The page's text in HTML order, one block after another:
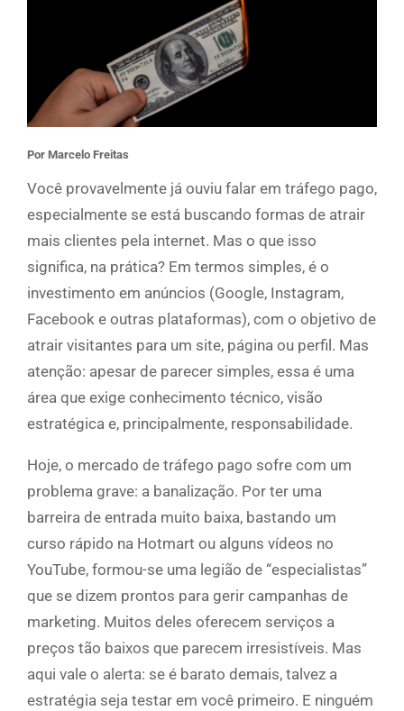
Por Marcelo Freitas
Você provavelmente já ouviu falar em tráfego pago,
especialmente se está buscando formas de atrair
mais clientes pela internet. Mas o que isso
significa, na prática? Em termos simples, é o
investimento em anúncios (Google, Instagram,
Facebook e outras plataformas), com o objetivo de
atrair visitantes para um site, página ou perfil. Mas
atenção: apesar de parecer simples, essa é uma
área que exige conhecimento técnico, visão
estratégica e, principalmente, responsabilidade.
Hoje, o mercado de tráfego pago sofre com um
problema grave: a banalização. Por ter uma
barreira de entrada muito baixa, bastando um
curso rápido na Hotmart ou alguns vídeos no
YouTube, formou-se uma legião de “especialistas”
que se dizem prontos para gerir campanhas de
marketing. Muitos deles oferecem serviços a
preços tão baixos que parecem irresistíveis. Mas
aqui vale o alerta: se é barato demais, talvez a
estratégia seja testar em você primeiro. E ninguém